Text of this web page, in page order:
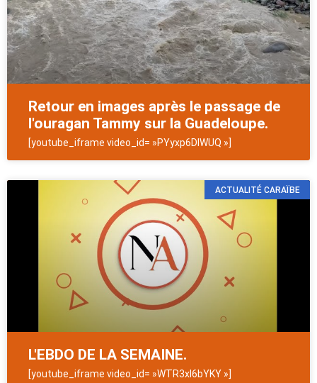
Retour en images après le passage de
l'ouragan Tammy sur la Guadeloupe.
[youtube_iframe video_id= »PYyxp6DIWUQ »]
ACTUALITÉ CARAÏBE
L'EBDO DE LA SEMAINE.
[youtube_iframe video_id= »WTR3xl6bYKY »]